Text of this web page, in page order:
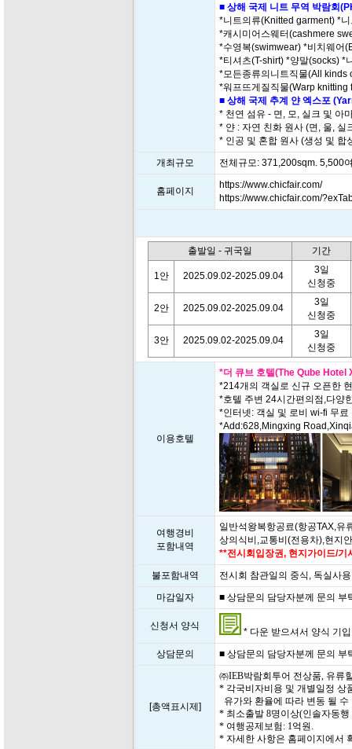
■ 상해 국제 니트 무역 박람회
*니트의류(Knitted garment) *
*캐시미어스웨터(cashmere
*수영복(swimwear) *비치웨어
*티셔츠(T-shirt) *양말(socks) *
*모든종류의니트직물(All kinds
*워프뜨게질직물(Warp
■ 상해 국제 추계 얀 엑스포
* 천연 섬유 - 면, 모, 실크 및 아
* 얀 : 자연 친화 원사 (면, 울, 실
* 인공 및 혼합 원사 (생성 및 합
개최규모
전체규모: 371,200sqm. 5,500
홈페이지
https://www.chicfair.com/
https://www.chicfair.com/
출발일 - 귀국일 기간
1안 2025.09.02-2025.09.04
3일
신청중
2안 2025.09.02-2025.09.04
3일
신청중
3안 2025.09.02-2025.09.04
3일
신청중
이용호텔
*더 큐브 호텔(The Qube Hotel
*214개의 객실로 신규 오픈한
*호텔 주변 24시간편의점,다양
*인터넷: 객실 및 로비 wi-fi 무료
*Add:628,Mingxing
여행경비
포함내역
일반석왕복항공료(항공TAX,유
상의식비,교통비(전용차),현지
**전시회입장권, 현지가이드/기
불포함내역
전시회 참관일의 중식, 독실사
마감일자
■ 상담문의 담당자분께 문의
신청서 양식
* 다운 받으셔서 양식 기
상담문의
■ 상담문의 담당자분께 문의
[총액표시제]
㈜IEB박람회투어 전상품, 유류
* 각국비자비용 및 개별일정 상
유가와 환율에 따라 변동 될 수
* 최소출발 8명이상(인솔자동
* 여행공제보험: 1억원.
* 자세한 사항은 홈페이지에서